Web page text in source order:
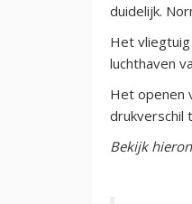
duidelijk.
Het vliegtuig
luchthaven
Het openen
drukverschil
Bekijk